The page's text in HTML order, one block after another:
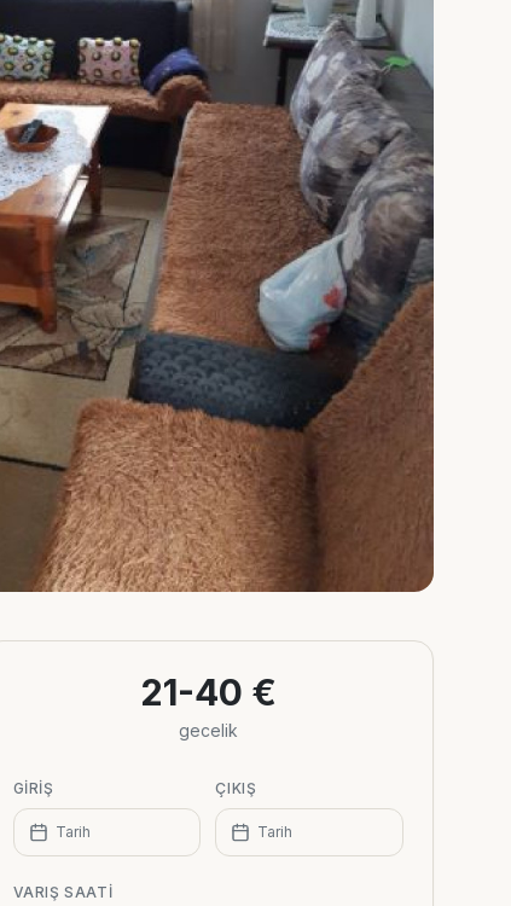
21-40 €
gecelik
GIRIŞ
Tarih
ÇIKIŞ
Tarih
VARIŞ SAATI